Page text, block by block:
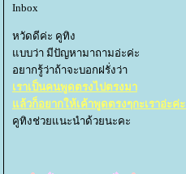
Inbox
หวัดดีค่ะ คูทิง
บบว่า มีปัญหามาถามอ่ะค่ะ
อยากรู้ว่าถ้าจะบอกฝรั่งว่า
เราเป็นคนพูดตรงไปตรงมา
ล้วก็อยากให้เค้าพูดตรงๆกะเราอ่ะค่ะ
คูทิงช่วยแนะนำด้วยนะคะ